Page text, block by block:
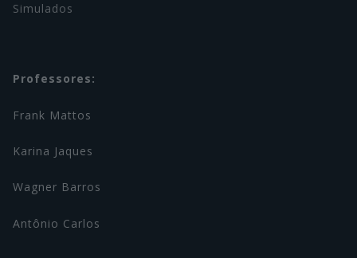
Simulados
Professores:
Frank Mattos
Karina Jaques
Wagner Barros
Antônio Carlos